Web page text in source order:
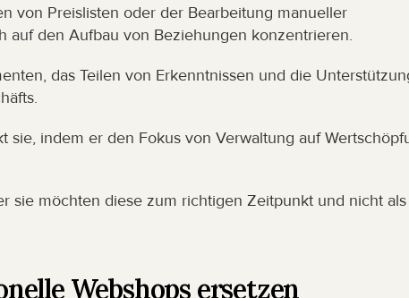
von Preislisten oder der Bearbeitung manueller
auf den Aufbau von Beziehungen konzentrieren.
das Teilen von Erkenntnissen und die
sie, indem er den Fokus von Verwaltung auf
sie möchten diese zum richtigen Zeitpunkt und nicht als
Webshops ersetzen